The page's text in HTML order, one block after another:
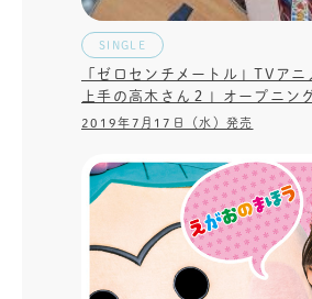
SINGLE
「ゼロセンチメートル」TVアニ
上手の高木さん２」オープニン
2019年7月17日（水）発売